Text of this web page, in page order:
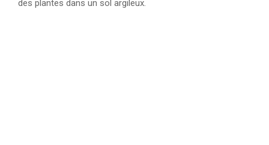
des plantes dans un sol argileux.